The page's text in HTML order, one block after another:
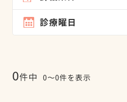
診療曜日
0件中 0〜0件を表示